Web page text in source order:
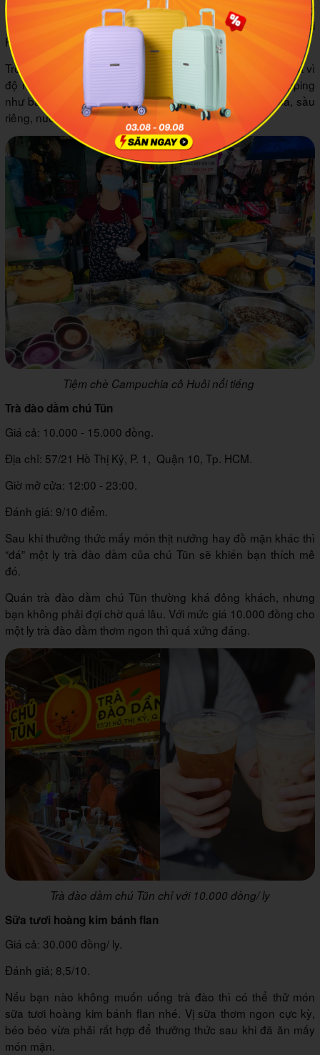
Chợ ẩm thực Hồ Thị Kỷ còn có một tên gọi khác đó là chợ
Campuchia vì ở đây có rất nhiều món ăn đặc sản của người
Khơ-me, Campuchia.
Trong đó, món chè Campuchia của cô Huôi là nổi tiếng nhất vì
độ ngon khó cưỡng. Chè ngọt ăn kèm với một “mớ” topping
như bánh flan bí đỏ, thốt nốt, hạt me, trứng sợi, sương sa, sầu
riêng, nước cốt dừa beo béo,...
Tiệm chè Campuchia cô Huôi nổi tiếng
Trà đào dầm chú Tũn
Giá cả: 10.000 - 15.000 đồng.
Địa chỉ: 57/21 Hồ Thị Kỷ, P. 1, Quận 10, Tp. HCM.
Giờ mở cửa: 12:00 - 23:00.
Đánh giá: 9/10 điểm.
Sau khi thưởng thức mấy món thịt nướng hay đồ mặn khác thì
“đá” một ly trà đào dầm của chú Tũn sẽ khiến bạn thích mê
đó.
Quán trà đào dầm chú Tũn thường khá đông khách, nhưng
bạn không phải đợi chờ quá lâu. Với mức giá 10.000 đồng cho
một ly trà đào dầm thơm ngon thì quá xứng đáng.
Trà đào dầm chú Tũn chỉ với 10.000 đồng/ ly
Sữa tươi hoàng kim bánh flan
Giá cả: 30.000 đồng/ ly.
Đánh giá; 8,5/10.
Nếu bạn nào không muốn uống trà đào thì có thể thử món
sữa tươi hoàng kim bánh flan nhé. Vị sữa thơm ngon cực kỳ,
béo béo vừa phải rất hợp để thưởng thức sau khi đã ăn mấy
món mặn.